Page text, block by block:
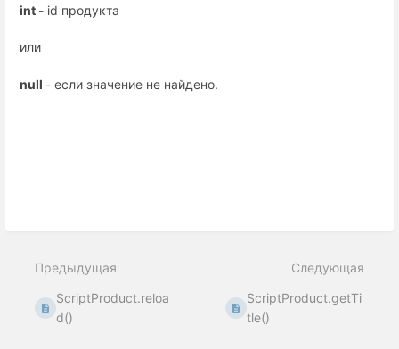
int - id продукта
или
null - если значение не найдено.
Предыдущая
ScriptProduct.reloa
d()
Следующая
ScriptProduct.getTi
tle()